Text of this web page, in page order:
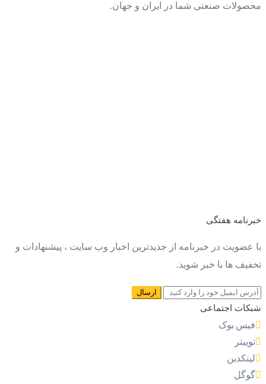
محصولات صنعتی شما در ایران و جهان.
خبرنامه هفتگی
با عضویت در خبرنامه از جدیدترین اخبار وب سایت ، پیشنهادات و
تخفیف ها با خبر شوید.
شبکات اجتماعی
فیس بوک
توییتر
لینکدین
گوگل